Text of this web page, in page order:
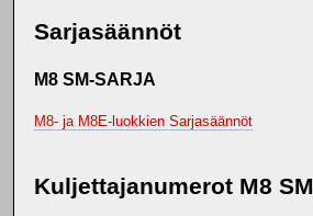
Sarjasäännöt
M8 SM-SARJA
M8- ja M8E-luokkien Sarjasäännöt
Kuljettajanumerot M8 SM